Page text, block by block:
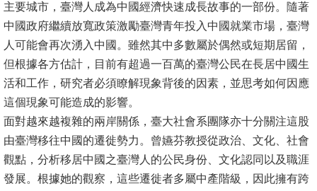
主要城市，臺灣人成為中國經濟快速成長故事的一部份。隨著
中國政府繼續放寬政策激勵臺灣青年投入中國就業市場，臺灣
人可能會再次湧入中國。雖然其中多數屬於偶然或短期居留，
但根據各方估計，目前有超過一百萬的臺灣公民在長居中國生
活和工作，研究者必須瞭解現象背後的因素，並思考如何因應
這個現象可能造成的影響。
面對越來越複雜的兩岸關係，臺大社會系團隊亦十分關注這股
由臺灣移往中國的遷徙勢力。曾嬿芬教授從政治、文化、社會
觀點，分析移居中國之臺灣人的公民身份、文化認同以及職涯
發展。根據她的觀察，這些遷徙者多屬中產階級，因此擁有跨